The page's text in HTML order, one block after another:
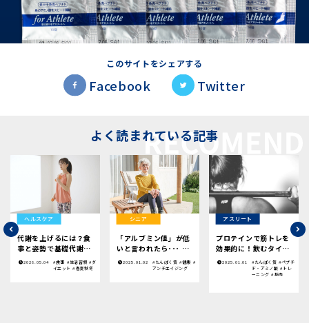
このサイトをシェアする
Facebook Twitter
よく読まれている記事
ヘルスケア
代謝を上げるには？食
事と姿勢で基礎代謝を
高める方法
2026.05.04 #食事 #生活習慣 #ダ
イエット #春夏秋冬
シニア
「アルブミン値」が低
いと言われたら･･･ |
今日から意識したいこ
2025.01.02 #たんぱく質 #健康 #
アンチエイジング
アスリート
プロテインで筋トレを
効果的に！飲むタイミ
ングや効果についてわ
かりやすく解説
2025.01.01 #たんぱく質 #ペプチ
ド・アミノ酸 #トレ
ーニング #筋肉